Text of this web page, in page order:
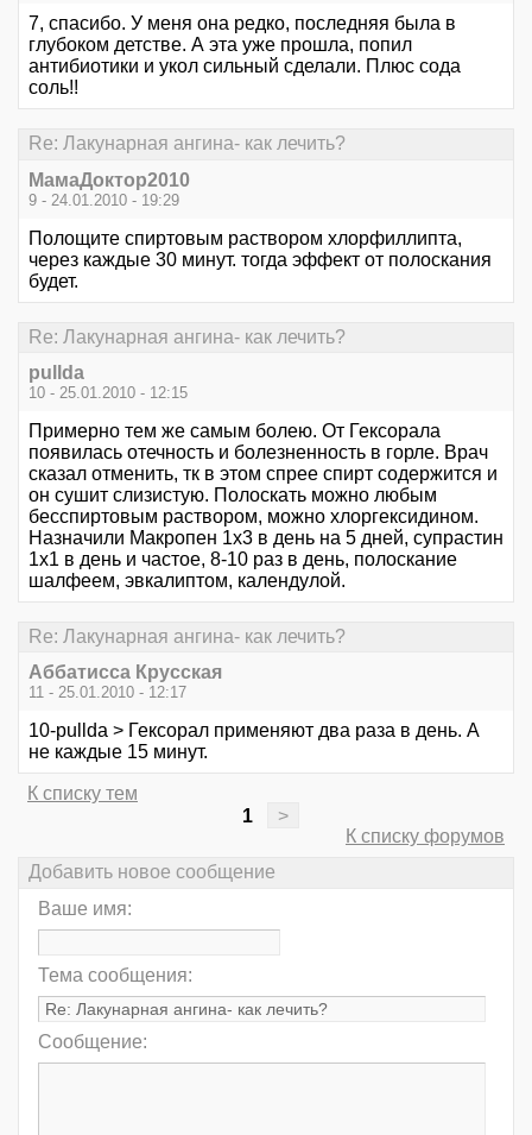
7, спасибо. У меня она редко, последняя была в
глубоком детстве. А эта уже прошла, попил
антибиотики и укол сильный сделали. Плюс сода
соль!!
Re: Лакунарная ангина- как лечить?
МамаДоктор2010
9 - 24.01.2010 - 19:29
Полощите спиртовым раствором хлорфиллипта,
через каждые 30 минут. тогда эффект от полоскания
будет.
Re: Лакунарная ангина- как лечить?
pullda
10 - 25.01.2010 - 12:15
Примерно тем же самым болею. От Гексорала
появилась отечность и болезненность в горле. Врач
сказал отменить, тк в этом спрее спирт содержится и
он сушит слизистую. Полоскать можно любым
бесспиртовым раствором, можно хлоргексидином.
Назначили Макропен 1х3 в день на 5 дней, супрастин
1х1 в день и частое, 8-10 раз в день, полоскание
шалфеем, эвкалиптом, календулой.
Re: Лакунарная ангина- как лечить?
Аббатисса Крусская
11 - 25.01.2010 - 12:17
10-pullda > Гексорал применяют два раза в день. А
не каждые 15 минут.
К списку тем
1
>
К списку форумов
Добавить новое сообщение
Ваше имя:
Тема сообщения:
Сообщение: